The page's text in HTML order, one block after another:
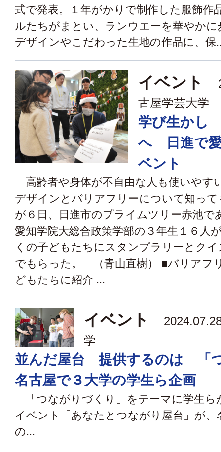
式で発表。１年がかりで制作した服飾作
ルたちがまとい、ランウエーを華やかに
デザインやこだわった生地の作品に、保
イベント
古屋学芸大学
学び生かし
へ 日進で
ベント
高齢者や身体が不自由な人も使いやす
デザインとバリアフリーについて知っ
が６日、日進市のプライムツリー赤池で
愛知学院大総合政策学部の３年生１６人
くの子どもたちにスタンプラリーとク
でもらった。 （青山直樹） ■バリアフ
どもたちに紹介 ...
イベント
学
並んだ屋台 提供するのは 「
名古屋で３大学の学生ら企画
「つながりづくり」をテーマに学生ら
イベント「あなたとつながり屋台」が、
の...